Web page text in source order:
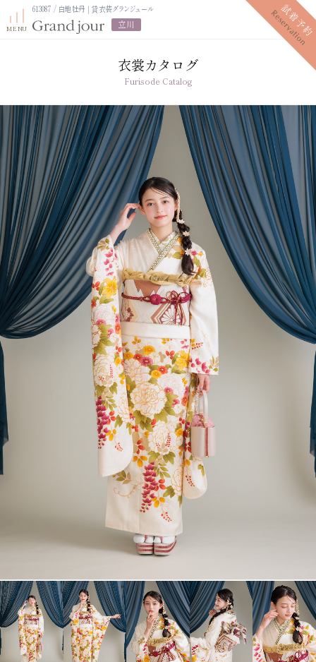
613087 / 白地牡丹｜貸衣装グランジュール
立川
振袖レンタルプラン
写真だけの成人式プラン
ママ振袖プラン
振袖展示会
ママ振袖相談会
衣裳カタログ
LOOKBOOK
高校3年生の方へ
大学1年生の方へ
大学2年生の方へ
ヘアスタイリング特集
コンセプト
よくあるご質問
衣裳カタログ
Furisode Catalog